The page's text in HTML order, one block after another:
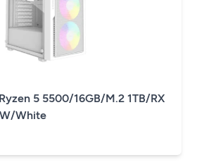
5 5500/16GB/M.2 1TB/RX
White